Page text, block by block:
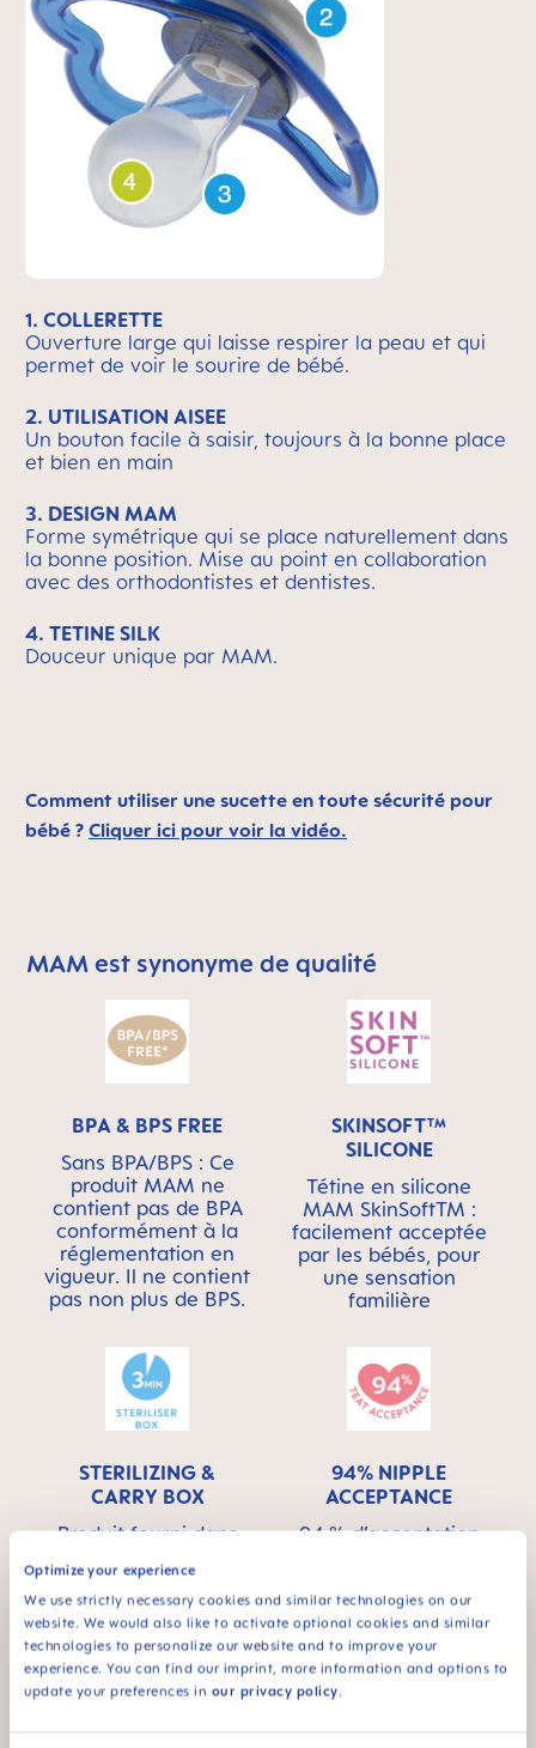
Optimize your experience
We use strictly necessary cookies and similar technologies on our
website. We would also like to activate optional cookies and similar
technologies to personalize our website and to improve your
experience. You can find our imprint, more information and options to
update your preferences in our privacy policy.
1. COLLERETTE
Ouverture large qui laisse respirer la peau et qui
permet de voir le sourire de bébé.
2. UTILISATION AISEE
Un bouton facile à saisir, toujours à la bonne place
et bien en main
3. DESIGN MAM
Forme symétrique qui se place naturellement dans
la bonne position. Mise au point en collaboration
avec des orthodontistes et dentistes.
4. TETINE SILK
Douceur unique par MAM.
Comment utiliser une sucette en toute sécurité pour
bébé ? Cliquer ici pour voir la vidéo.
Skip MAM Means Quality Icon Bar
MAM est synonyme de qualité
BPA & BPS FREE
Sans BPA/BPS : Ce
produit MAM ne
contient pas de BPA
conformément à la
réglementation en
vigueur. Il ne contient
pas non plus de BPS.
SKINSOFT™
SILICONE
Tétine en silicone
MAM SkinSoftTM :
facilement acceptée
par les bébés, pour
une sensation
familière
STERILIZING &
CARRY BOX
Produit fourni dans
transport et de
stérilisation pratique :
stérilisation au
micro-ondes simple
et ultra rapide
94% NIPPLE
ACCEPTANCE
94 % d’acceptation
par les bébés, pour
une sensation
familière